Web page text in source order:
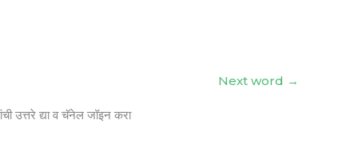
Next word →
उत्तरे द्या व चॅनेल जॉइन करा